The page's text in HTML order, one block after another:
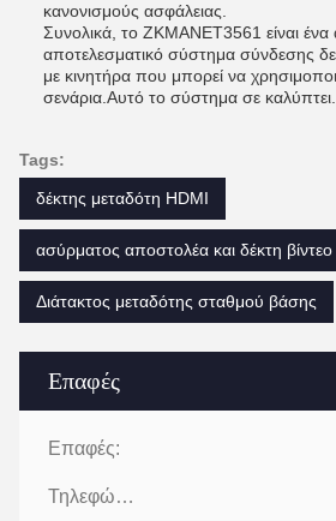
Επαφές
Επαφές:
Τηλεφώνημα:
κανονισμούς ασφάλειας.
Συνολικά, το ZKMANET3561 είναι ένα
αποτελεσματικό σύστημα σύνδεσης
με κινητήρα που μπορεί να
σενάρια.Αυτό το σύστημα σε καλύπτει..
Tags:
δέκτης μεταδότη HDMI
ασύρματος αποστολέα και δέκτη βίντεο
Διάτακτος μεταδότης σταθμού βάσης